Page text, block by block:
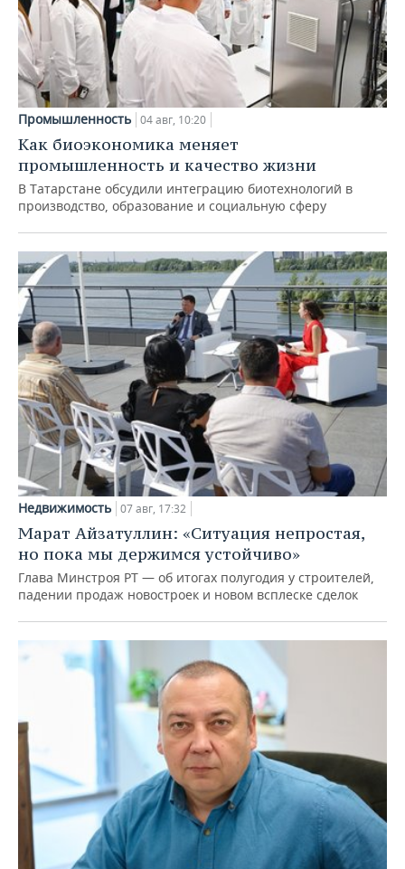
Промышленность 04 авг, 10:20
Как биоэкономика меняет
промышленность и качество жизни
В Татарстане обсудили интеграцию биотехнологий в
производство, образование и социальную сферу
Недвижимость 07 авг, 17:32
Марат Айзатуллин: «Ситуация непростая,
но пока мы держимся устойчиво»
Глава Минстроя РТ — об итогах полугодия у строителей,
падении продаж новостроек и новом всплеске сделок